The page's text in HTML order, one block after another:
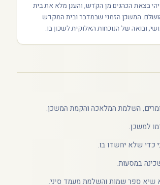
בצאת הכהנים מן הקֹדש, והענן מלא את בית
המשכן הזמני שבמדבר ובית המקדש
ובואה של הנוכחות האלוקית לשכון בו.
השלמת המלאכה והקמת המשכן.
למשכן.
כדי שלא יחשדו בו.
במסעות.
ספר שמות והשלמת מעמד סיני.